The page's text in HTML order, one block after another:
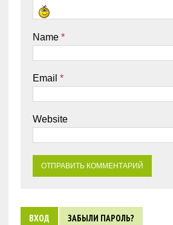
Name *
Email *
Website
ВХОД ЗАБЫЛИ ПАРОЛЬ?